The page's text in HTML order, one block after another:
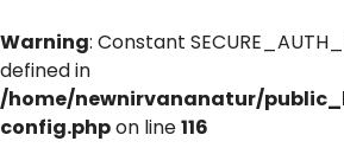
Warning: Constant
defined in
/home/newnirvananatur/
config.phpon line116